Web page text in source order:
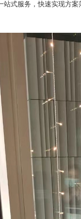
式服务，快速实现方案